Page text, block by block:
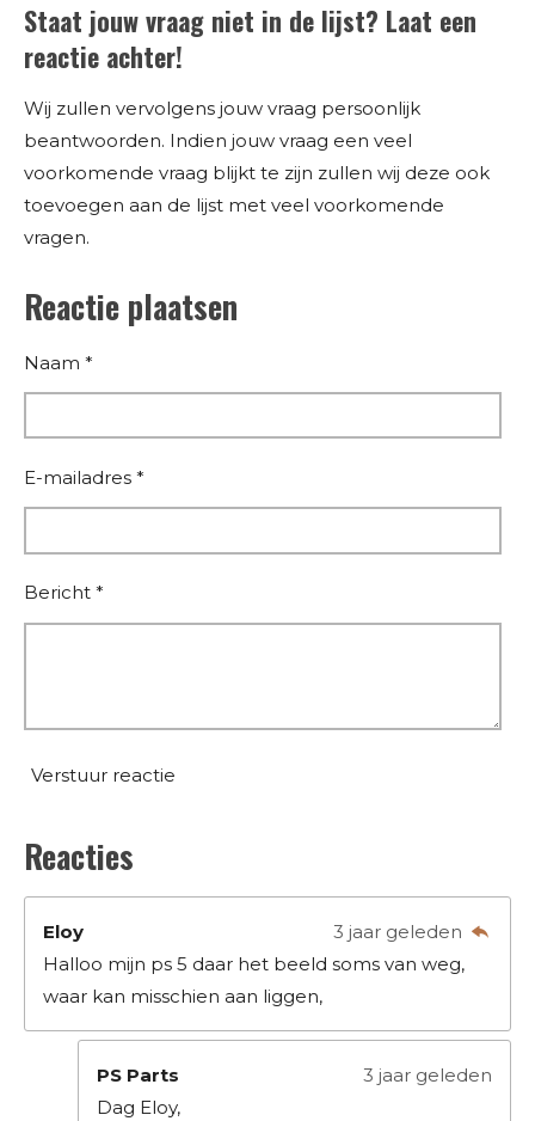
Staat jouw vraag niet in de lijst? Laat een
reactie achter!
Wij zullen vervolgens jouw vraag persoonlijk
beantwoorden. Indien jouw vraag een veel
voorkomende vraag blijkt te zijn zullen wij deze ook
toevoegen aan de lijst met veel voorkomende
vragen.
Reactie plaatsen
Naam *
E-mailadres *
Bericht *
Verstuur reactie
Reacties
Eloy
3 jaar geleden
Halloo mijn ps 5 daar het beeld soms van weg,
waar kan misschien aan liggen,
PS Parts
3 jaar geleden
Dag Eloy,